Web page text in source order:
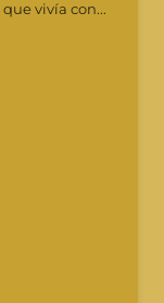
vivía con...